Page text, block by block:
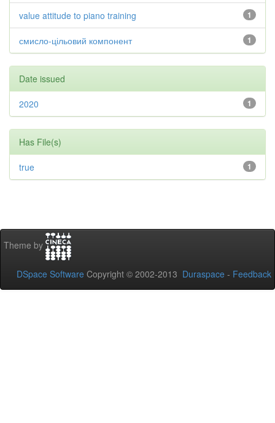
1
value attitude to piano training
1
смисло-цільовий компонент
Date issued
1
2020
Has File(s)
1
true
Theme by
DSpace Software Copyright © 2002-2013 Duraspace - Feedback